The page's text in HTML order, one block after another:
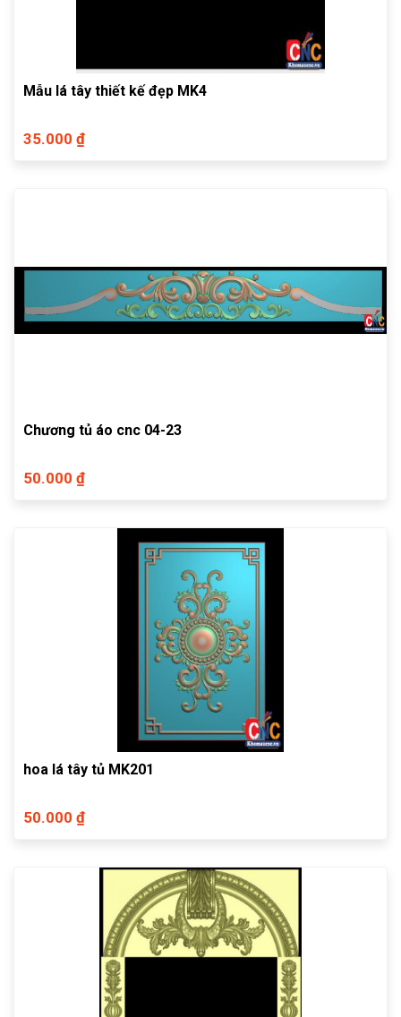
Mẫu lá tây thiết kế đẹp MK4
35.000 ₫
Chương tủ áo cnc 04-23
50.000 ₫
hoa lá tây tủ MK201
50.000 ₫